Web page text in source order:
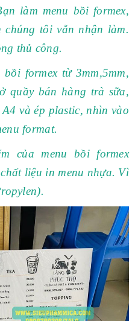
làm menu bồi formex,
tôi vẫn nhận làm.
thủ công.
formex từ 3mm,5mm,
quầy bán hàng trà sữa,
và ép plastic, nhìn vào
format.
của menu bồi formex
liệu in menu nhựa. Vì